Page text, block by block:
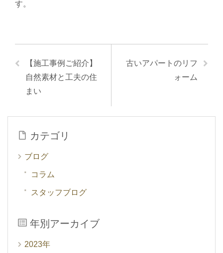
す。
【施工事例ご紹介】
自然素材と工夫の住
まい
古いアパートのリフ
ォーム
カテゴリ
ブログ
コラム
スタッフブログ
年別アーカイブ
2023年